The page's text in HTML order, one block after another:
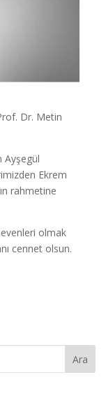
Dr. Metin
Ayşegül
Ekrem
rahmetine
olmak
cennet olsun.